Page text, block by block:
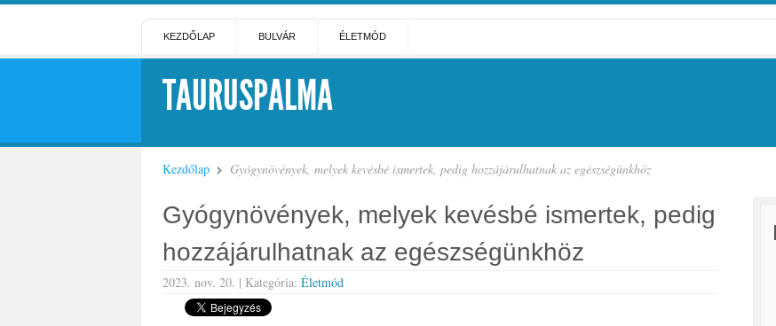
KEZDŐLAP BULVÁR ÉLETMÓD
TAURUSPALMA
Kezdőlap Gyógynövények, melyek kevésbé ismertek, pedig hozzájárulhatnak az egészségünkhöz
Gyógynövények, melyek kevésbé ismertek, pedig
hozzájárulhatnak az egészségünkhöz
2023. nov. 20. | Kategória: Életmód